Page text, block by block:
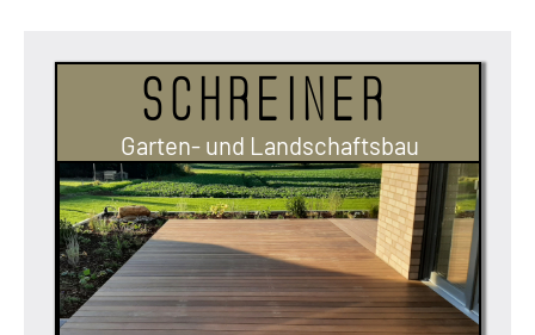
Schreiner
Garten- und Landschaftsbau